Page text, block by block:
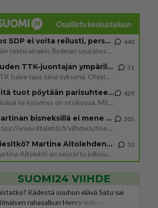
Osallistu keskusteluun
Jos SDP ei voita reilusti, persut kumoavat demokratian Suomesta
Näin tekisi ainakin Rydman seuratessaan idolinsa Trumpin mallia https://www.is.fi/politiikka/art-2000012187244.html
440
Uuden TTK-juontajan ympärillä epätietoisuus sakenee - Nyt MTV hämmentää soppaa
TTK tulee taas tänä syksynä. Ohjelman uudet tähtioppilaat julkistetaan torstaina 6. elokuuta klo 14 alkavassa lehdistö
31
Mitä tuot pöytään parisuhteessa?
Siinäpä se kysymys on otsikossa. Mitäpä siis tuot/toisit pöytään parisuhteessa? Oletko mies vai nainen? Koetko sen mitä
429
Martinan bisneksillä ei mene hyvin
https://www.iltalehti.fi/viihdeuutiset/a/c46da6ab-340f-4790-aaa7-0865eed2336 Yrityksen konkurssihakemus on tullut kärä
305
Tiesitkö? Martina Aitolehden isäpuoli on tämä suosittu laulaja
Martina Aitolehti on seurattu julkisuuden henkilö. Lähipiiriin mahtuu muitakin tunnettuja henkilöitä. Tiesitkö, että Ma
30
SUOMI24 VIIHDE
Kädestä suuhun elävä Satu sai
rahasalkun Henry-miljonääriltä